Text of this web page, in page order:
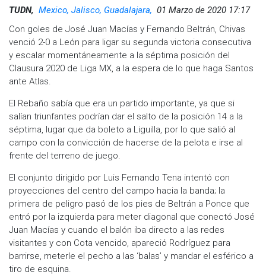
TUDN, Mexico, Jalisco, Guadalajara, 01 Marzo de 2020 17:17
Con goles de José Juan Macías y Fernando Beltrán, Chivas
venció 2-0 a León para ligar su segunda victoria consecutiva
y escalar momentáneamente a la séptima posición del
Clausura 2020 de Liga MX, a la espera de lo que haga Santos
ante Atlas.
El Rebaño sabía que era un partido importante, ya que si
salían triunfantes podrían dar el salto de la posición 14 a la
séptima, lugar que da boleto a Liguilla, por lo que salió al
campo con la convicción de hacerse de la pelota e irse al
frente del terreno de juego.
El conjunto dirigido por Luis Fernando Tena intentó con
proyecciones del centro del campo hacia la banda; la
primera de peligro pasó de los pies de Beltrán a Ponce que
entró por la izquierda para meter diagonal que conectó José
Juan Macías y cuando el balón iba directo a las redes
visitantes y con Cota vencido, apareció Rodríguez para
barrirse, meterle el pecho a las ‘balas’ y mandar el esférico a
tiro de esquina.